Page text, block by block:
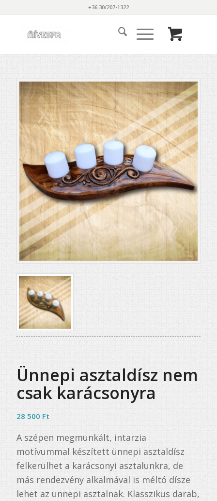
+36 30/207-1322
Ünnepi asztaldísz nem
csak karácsonyra
28 500 Ft
A szépen megmunkált, intarzia
motívummal készített ünnepi asztaldísz
felkerülhet a karácsonyi asztalunkra, de
más rendezvény alkalmával is méltó dísze
lehet az ünnepi asztalnak. Klasszikus darab,